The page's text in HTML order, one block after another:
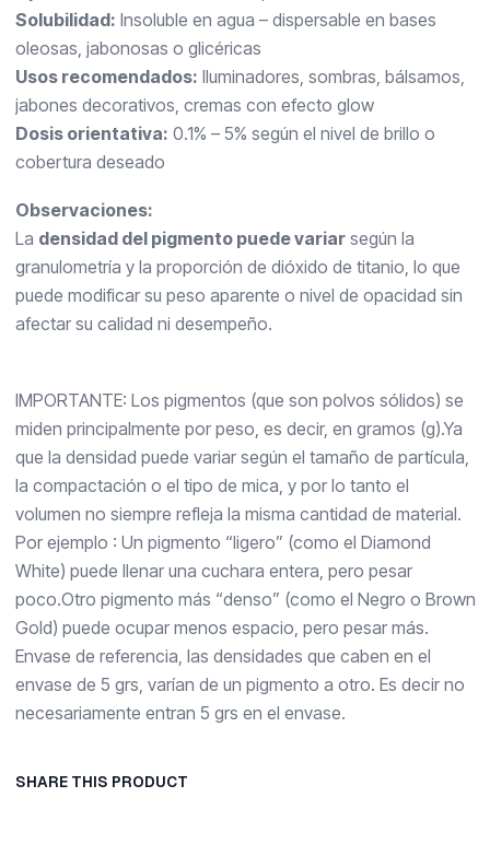
Solubilidad: Insoluble en agua – dispersable en bases
oleosas, jabonosas o glicéricas
Usos recomendados: Iluminadores, sombras, bálsamos,
jabones decorativos, cremas con efecto glow
Dosis orientativa: 0.1% – 5% según el nivel de brillo o
cobertura deseado
Observaciones:
La densidad del pigmento puede variarsegún la
granulometría y la proporción de dióxido de titanio, lo que
puede modificar su peso aparente o nivel de opacidad sin
afectar su calidad ni desempeño.
IMPORTANTE: Los pigmentos (que son polvos sólidos) se
miden principalmente por peso, es decir, en gramos (g).Ya
que la densidad puede variar según el tamaño de partícula,
la compactación o el tipo de mica, y por lo tanto el
volumen no siempre refleja la misma cantidad de material.
Por ejemplo : Un pigmento “ligero” (como el Diamond
White) puede llenar una cuchara entera, pero pesar
poco.Otro pigmento más “denso” (como el Negro o Brown
Gold) puede ocupar menos espacio, pero pesar más.
Envase de referencia, las densidades que caben en el
envase de 5 grs, varían de un pigmento a otro. Es decir no
necesariamente entran 5 grs en el envase.
SHARE THIS PRODUCT